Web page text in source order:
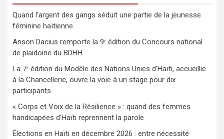
Quand l’argent des gangs séduit une partie de la jeunesse
féminine haïtienne
Anson Dacius remporte la 9ᵉ édition du Concours national
de plaidoirie du BDHH
La 7ᵉ édition du Modèle des Nations Unies d’Haïti, accueillie
à la Chancellerie, ouvre la voie à un stage pour dix
participants
« Corps et Voix de la Résilience » : quand des femmes
handicapées d’Haïti reprennent la parole
Élections en Haïti en décembre 2026 : entre nécessité